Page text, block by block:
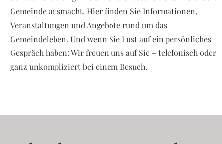
Gemeinde ausmacht. Hier finden Sie Informationen,
Veranstaltungen und Angebote rund um das
Gemeindeleben. Und wenn Sie Lust auf ein persönliches
Gespräch haben: Wir freuen uns auf Sie – telefonisch oder
ganz unkompliziert bei einem Besuch.